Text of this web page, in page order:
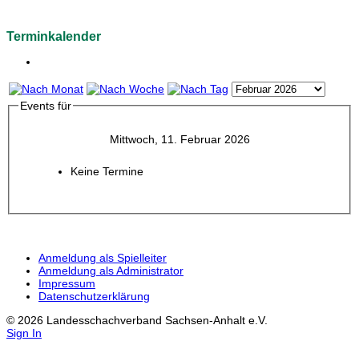
Terminkalender
Events für
Mittwoch, 11. Februar 2026
Keine Termine
Anmeldung als Spielleiter
Anmeldung als Administrator
Impressum
Datenschutzerklärung
© 2026 Landesschachverband Sachsen-Anhalt e.V.
Sign In